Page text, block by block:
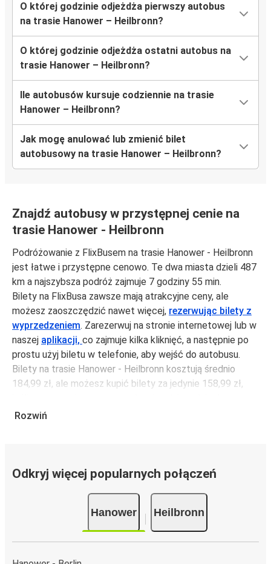
O której godzinie odjeżdża pierwszy autobus
na trasie Hanower – Heilbronn?
O której godzinie odjeżdża ostatni autobus na
trasie Hanower – Heilbronn?
Ile autobusów kursuje codziennie na trasie
Hanower – Heilbronn?
Jak mogę anulować lub zmienić bilet
autobusowy na trasie Hanower – Heilbronn?
Znajdź autobusy w przystępnej cenie na
trasie Hanower - Heilbronn
Podróżowanie z FlixBusem na trasie Hanower - Heilbronn
jest łatwe i przystępne cenowo. Te dwa miasta dzieli 487
km a najszybsza podróż zajmuje 7 godziny 55 min.
Bilety na FlixBusa zawsze mają atrakcyjne ceny, ale
możesz zaoszczędzić nawet więcej, rezerwując bilety z
wyprzedzeniem. Zarezerwuj na stronie internetowej lub w
naszej aplikacji, co zajmuje kilka kliknięć, a następnie po
prostu użyj biletu w telefonie, aby wejść do autobusu.
Bilety na trasie Hanower - Heilbronn kosztują średnio
184,99 zł, ale możesz kupić bilety za jedynie 158,99 zł,
unikając weekendów i świąt. Aby podróżować szybko,
jedynie 7 godziny 55 min.
Podróż autobusemma mniejszy wpływ na środowisko
niż podróż samochodem czy samolotem. Stale pracujemy
nad tym, by jeszcze bardziej zmniejszać ślad węglowy,
Rozwiń
Odkryj więcej popularnych połączeń
Hanower Heilbronn